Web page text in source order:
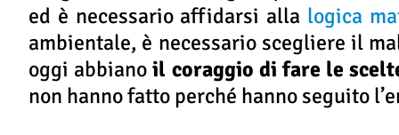
ed è necessario affidarsi alla logica
ambientale, è necessario scegliere il
oggi abbiano il coraggio di fare le
non hanno fatto perché hanno seguito